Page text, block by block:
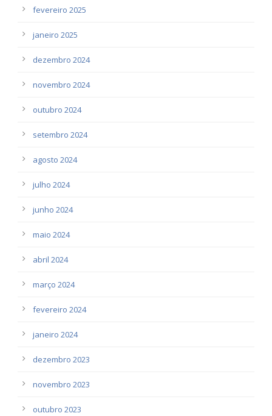
fevereiro 2025
janeiro 2025
dezembro 2024
novembro 2024
outubro 2024
setembro 2024
agosto 2024
julho 2024
junho 2024
maio 2024
abril 2024
março 2024
fevereiro 2024
janeiro 2024
dezembro 2023
novembro 2023
outubro 2023